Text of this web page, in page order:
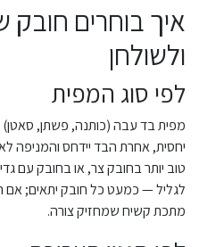
איך בוחרים
ולשולחן
לפי סוג המפית
מפית בד עבה (כותנה, פשתן, סאטן)
יחסית, אחרת הבד יידחס והמניפה
טוב יותר בחובק צר, או בחובק עם
לגליל — כמעט כל חובק יתאים;
מתכת קשיח שמחזיק צורה.